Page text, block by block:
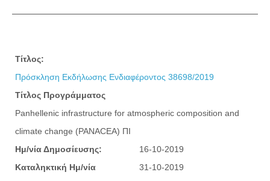
Τίτλος:
Πρόσκληση Εκδήλωσης Ενδιαφέροντος 38698/2019
Τίτλος Προγράμματος
Panhellenic infrastructure for atmospheric composition and
climate change (PANACEA) ΠΙ
Ημ/νία Δημοσίευσης:
16-10-2019
Καταληκτική Ημ/νία
31-10-2019